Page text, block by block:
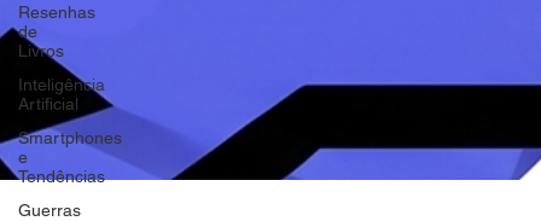
Resenhas
de
Livros
Inteligência
Artificial
Smartphones
e
Tendências
Guerras